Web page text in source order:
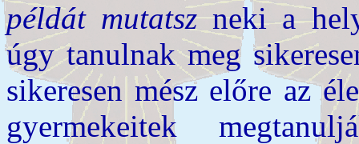
példát mutatszneki a
úgy tanulnak meg
sikeresen mész előre az
gyermekeitek